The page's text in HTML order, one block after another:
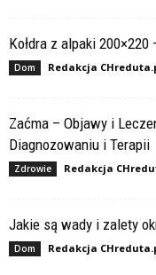
Kołdra z alpaki
Dom Redakcja
Zaćma – Objawy i
Diagnozowaniu i Terapii
Zdrowie Redakcja
Jakie są wady i zalety
Dom Redakcja